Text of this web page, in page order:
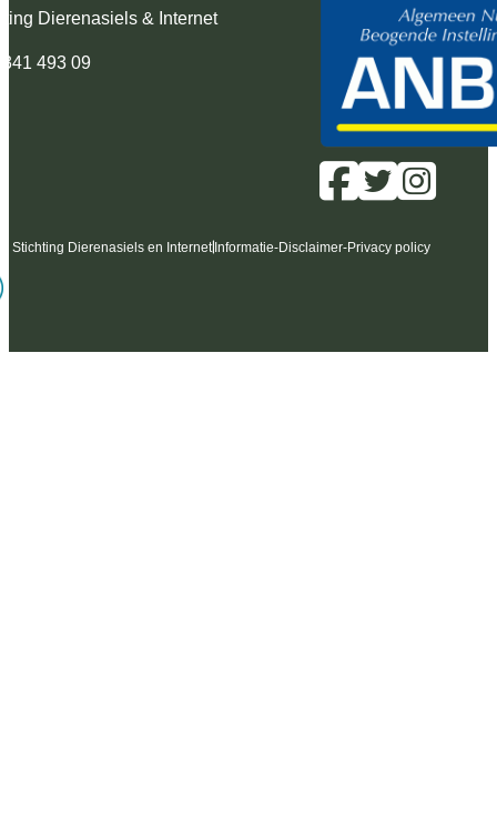
Dierenasiels & Internet
493 09
Stichting Dierenasiels en Internet Informatie-Disclaimer-Privacy policy